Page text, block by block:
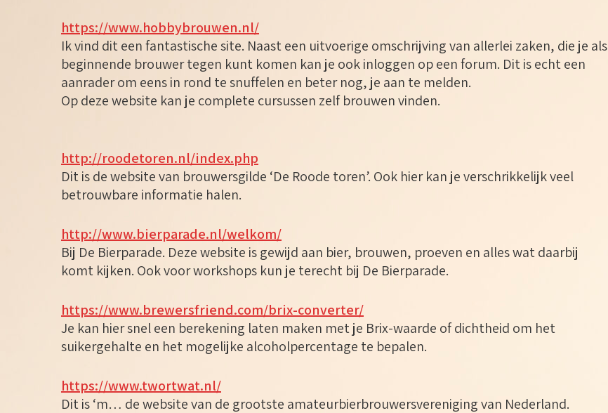
https://www.hobbybrouwen.nl/
Ik vind dit een fantastische site. Naast een uitvoerige omschrijving van allerlei zaken, die je als
beginnende brouwer tegen kunt komen kan je ook inloggen op een forum. Dit is echt een
aanrader om eens in rond te snuffelen en beter nog, je aan te melden.
Op deze website kan je complete cursussen zelf brouwen vinden.
http://roodetoren.nl/index.php
Dit is de website van brouwersgilde ‘De Roode toren’. Ook hier kan je verschrikkelijk veel
betrouwbare informatie halen.
http://www.bierparade.nl/welkom/
Bij De Bierparade. Deze website is gewijd aan bier, brouwen, proeven en alles wat daarbij
komt kijken. Ook voor workshops kun je terecht bij De Bierparade.
https://www.brewersfriend.com/brix-converter/
Je kan hier snel een berekening laten maken met je Brix-waarde of dichtheid om het
suikergehalte en het mogelijke alcoholpercentage te bepalen.
https://www.twortwat.nl/
Dit is ‘m… de website van de grootste amateurbierbrouwersvereniging van Nederland.